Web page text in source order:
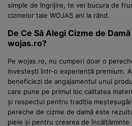
simple de îngrijire, te vei bucura de
cizmelor tale WOJAS ani la rând.
De Ce Să Alegi Cizme de
wojas.ro?
Pe wojas.ro, nu cumperi doar o
investești într-o experiență premium.
beneficiezi de angajamentul unui
care pune pe primul loc calitatea
și respectul pentru tradiția
pereche de cizme de damă este
piele și pentru crearea de încălțăminte